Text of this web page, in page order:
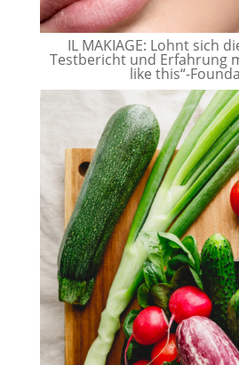
IL MAKIAGE: Lohnt sich
Testbericht und Erfahrung
like this“-